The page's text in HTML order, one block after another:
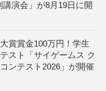
演会」が8月19日に開
賞賞金100万円！学生
スト「サイゲームス ク
ンテスト2026」が開催